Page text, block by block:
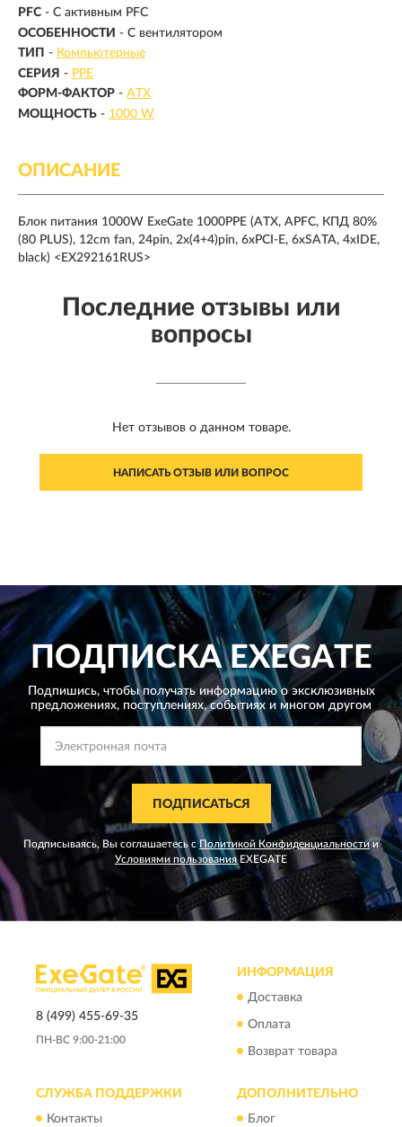
PFC - С активным PFC
ОСОБЕННОСТИ - С вентилятором
ТИП - Компьютерные
СЕРИЯ - PPE
ФОРМ-ФАКТОР - ATX
МОЩНОСТЬ - 1000 W
ОПИСАНИЕ
Блок питания 1000W ExeGate 1000PPE (ATX, APFC, КПД 80%
(80 PLUS), 12cm fan, 24pin, 2x(4+4)pin, 6xPCI-E, 6xSATA, 4xIDE,
black) <EX292161RUS>
Последние отзывы или
вопросы
Нет отзывов о данном товаре.
НАПИСАТЬ ОТЗЫВ ИЛИ ВОПРОС
ПОДПИСКАEXEGATE
Подпишись, чтобы получать информацию о эксклюзивных
предложениях, поступлениях, событиях и многом другом
ПОДПИСАТЬСЯ
Подписываясь, Вы соглашаетесь сПолитикой Конфиденциальности и
Условиями пользованияEXEGATE
8 (499) 455-69-35
ПН-ВС 9:00-21:00
ИНФОРМАЦИЯ
Доставка
Оплата
Возврат товара
СЛУЖБА ПОДДЕРЖКИ
Контакты
ДОПОЛНИТЕЛЬНО
Блог